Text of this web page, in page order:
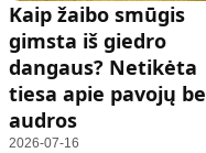
Kaip žaibo smūgis
gimsta iš giedro
dangaus? Netikėta
tiesa apie pavojų be
audros
2026-07-16